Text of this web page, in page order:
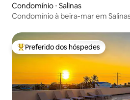
Condomínio ⋅ Salinas
Condomínio à beira-mar em
Entre os melhores preferidos dos
Preferido dos hóspedes